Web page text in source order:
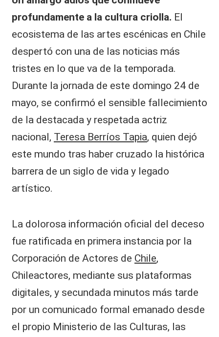
profundamente a la cultura criolla. El
ecosistema de las artes escénicas en Chile
despertó con una de las noticias más
tristes en lo que va de la temporada.
Durante la jornada de este domingo 24 de
mayo, se confirmó el sensible fallecimiento
de la destacada y respetada actriz
nacional, Teresa Berríos Tapia, quien dejó
este mundo tras haber cruzado la histórica
barrera de un siglo de vida y legado
artístico.
La dolorosa información oficial del deceso
fue ratificada en primera instancia por la
Corporación de Actores de Chile,
Chileactores, mediante sus plataformas
digitales, y secundada minutos más tarde
por un comunicado formal emanado desde
el propio Ministerio de las Culturas, las